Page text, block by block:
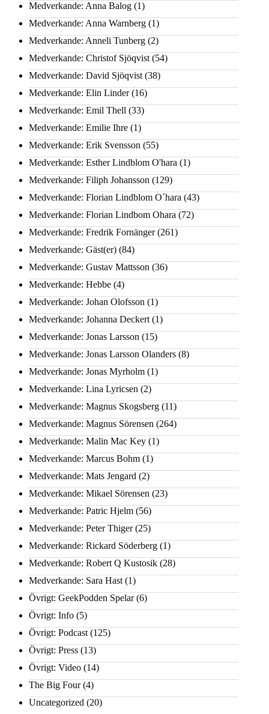
Medverkande: Anna Balog (1)
Medverkande: Anna Warnberg (1)
Medverkande: Anneli Tunberg (2)
Medverkande: Christof Sjöqvist (54)
Medverkande: David Sjöqvist (38)
Medverkande: Elin Linder(16)
Medverkande: Emil Thell (33)
Medverkande: Emilie Ihre (1)
Medverkande: Erik Svensson (55)
Medverkande: Esther Lindblom O'hara (1)
Medverkande: Filiph Johansson (129)
Medverkande: Florian Lindblom O´hara (43)
Medverkande: Florian Lindbom Ohara (72)
Medverkande: Fredrik Fornänger(261)
Medverkande: Gäst(er) (84)
Medverkande: Gustav Mattsson (36)
Medverkande: Hebbe (4)
Medverkande: Johan Olofsson (1)
Medverkande: Johanna Deckert (1)
Medverkande: Jonas Larsson (15)
Medverkande: Jonas Larsson Olanders (8)
Medverkande: Jonas Myrholm (1)
Medverkande: Lina Lyricsen (2)
Medverkande: Magnus Skogsberg (11)
Medverkande: Magnus Sörensen (264)
Medverkande: Malin Mac Key (1)
Medverkande: Marcus Bohm (1)
Medverkande: Mats Jengard (2)
Medverkande: Mikael Sörensen (23)
Medverkande: Patric Hjelm (56)
Medverkande: Peter Thiger(25)
Medverkande: Rickard Söderberg (1)
Medverkande: Robert Q Kustosik (28)
Medverkande: Sara Hast (1)
Övrigt: GeekPodden Spelar(6)
Övrigt: Info (5)
Övrigt: Podcast (125)
Övrigt: Press (13)
Övrigt: Video (14)
The Big Four(4)
Uncategorized (20)